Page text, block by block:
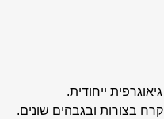
ייחודית.
קרח בצורות ובגבהים שונים.